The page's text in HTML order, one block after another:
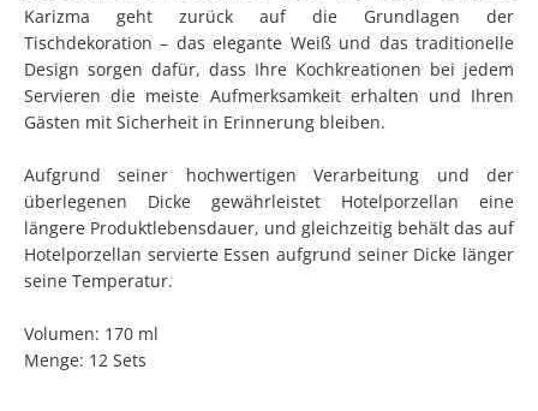
Karizma geht zurück auf die Grundlagen der
Tischdekoration – das elegante Weiß und das traditionelle
Design sorgen dafür, dass Ihre Kochkreationen bei jedem
Servieren die meiste Aufmerksamkeit erhalten und Ihren
Gästen mit Sicherheit in Erinnerung bleiben.
Aufgrund seiner hochwertigen Verarbeitung und der
überlegenen Dicke gewährleistet Hotelporzellan eine
längere Produktlebensdauer, und gleichzeitig behält das auf
Hotelporzellan servierte Essen aufgrund seiner Dicke länger
seine Temperatur.
Volumen: 170 ml
Menge: 12 Sets